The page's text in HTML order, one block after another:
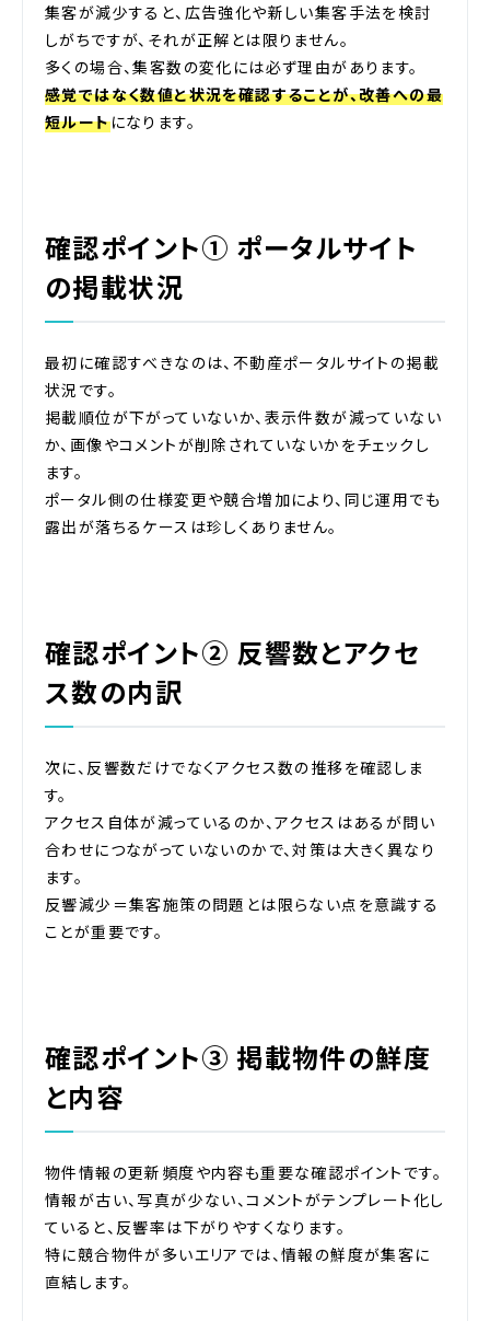
集客が減少すると、広告強化や新しい集客手法を検討
しがちですが、それが正解とは限りません。
多くの場合、集客数の変化には必ず理由があります。
感覚ではなく数値と状況を確認することが、改善への最
短ルートになります。
確認ポイント① ポータルサイト
の掲載状況
最初に確認すべきなのは、不動産ポータルサイトの掲載
状況です。
掲載順位が下がっていないか、表示件数が減っていない
か、画像やコメントが削除されていないかをチェックし
ます。
ポータル側の仕様変更や競合増加により、同じ運用でも
露出が落ちるケースは珍しくありません。
確認ポイント② 反響数とアクセ
ス数の内訳
次に、反響数だけでなくアクセス数の推移を確認しま
す。
アクセス自体が減っているのか、アクセスはあるが問い
合わせにつながっていないのかで、対策は大きく異なり
ます。
反響減少＝集客施策の問題とは限らない点を意識する
ことが重要です。
確認ポイント③ 掲載物件の鮮度
と内容
物件情報の更新頻度や内容も重要な確認ポイントです。
情報が古い、写真が少ない、コメントがテンプレート化し
ていると、反響率は下がりやすくなります。
特に競合物件が多いエリアでは、情報の鮮度が集客に
直結します。